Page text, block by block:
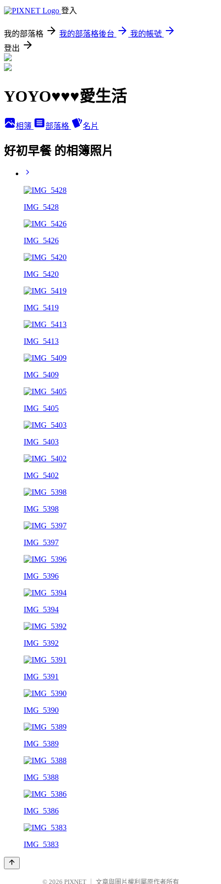
登入
我的部落格 我的部落格後台
我的帳號
登出
YOYO♥♥♥愛生活
相簿 部落格 名片
好初早餐 的相簿照片
IMG_5428
IMG_5426
IMG_5420
IMG_5419
IMG_5413
IMG_5409
IMG_5405
IMG_5403
IMG_5402
IMG_5398
IMG_5397
IMG_5396
IMG_5394
IMG_5392
IMG_5391
IMG_5390
IMG_5389
IMG_5388
IMG_5386
IMG_5383
© 2026 PIXNET 文章與圖片權利屬原作者所有